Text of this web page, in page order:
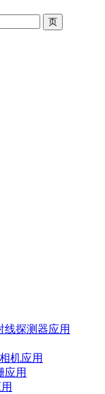
线探测器应用
机应用
应用